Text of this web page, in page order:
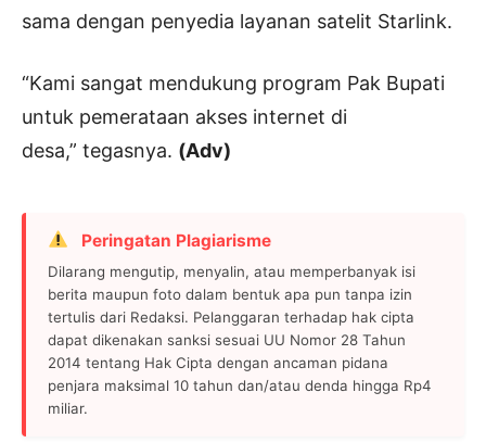
sama dengan penyedia layanan satelit Starlink.
“Kami sangat mendukung program Pak Bupati
untuk pemerataan akses internet di
desa,” tegasnya. (Adv)
Peringatan Plagiarisme
Dilarang mengutip, menyalin, atau memperbanyak isi
berita maupun foto dalam bentuk apa pun tanpa izin
tertulis dari Redaksi. Pelanggaran terhadap hak cipta
dapat dikenakan sanksi sesuai UU Nomor 28 Tahun
2014 tentang Hak Cipta dengan ancaman pidana
penjara maksimal 10 tahun dan/atau denda hingga Rp4
miliar.